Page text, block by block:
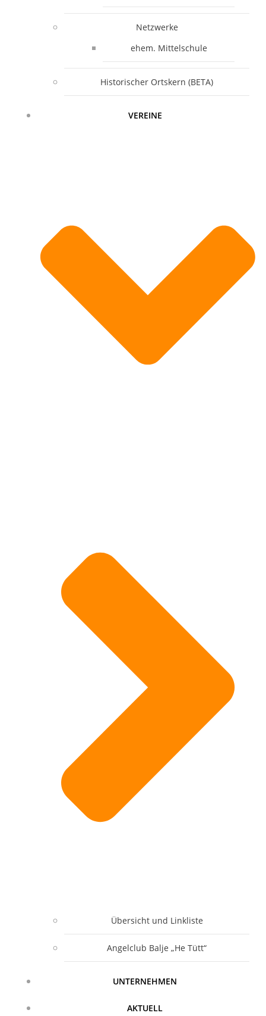
Netzwerke
ehem. Mittelschule
Historischer Ortskern (BETA)
VEREINE
Übersicht und Linkliste
Angelclub Balje „He Tütt“
UNTERNEHMEN
AKTUELL